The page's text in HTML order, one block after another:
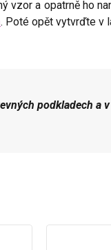
vzor a opatrně ho
. Poté opět vytvrďte v
podkladech a